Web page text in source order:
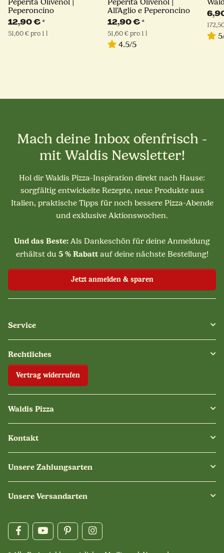
Peperita Olivenöl |
Peperoncino
12,90 €*
51,60 € pro 1 l
Peperita Olivenöl |
All'Aglio e Peperoncino
12,90 €*
51,60 € pro 1 l
4.5/5
Mach deine Inbox ofenfrisch -
mit Waldis Newsletter!
Hol dir Waldis Pizza-Inspiration direkt nach Hause:
sorgfältig entwickelte Rezepte, neue Produkte aus
Italien, praktische Tipps für noch bessere Pizza-Abende
und exklusive Aktionswochen.
Und das Beste: Als Dankeschön für deine Anmeldung
erhältst du 5 % Rabattauf deine nächste Bestellung!
Jetzt anmelden & sparen
Service
Rechtliches
Vertrag widerrufen
Waldis Pizza
Kontakt
Unsere Zahlungsarten
Unsere Versandarten